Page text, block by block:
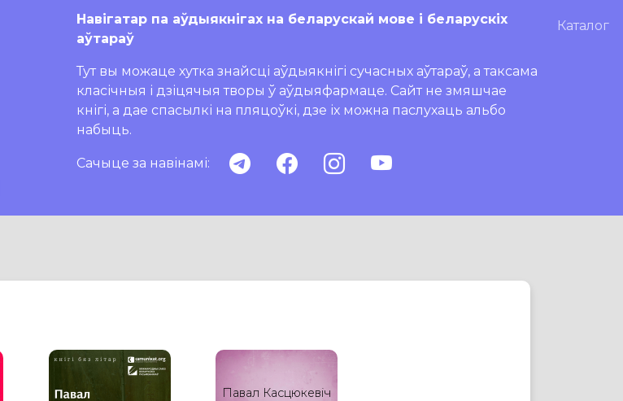
Навігатар па аўдыякнігах на беларускай мове і беларускіх
аўтараў
Тут вы можаце хутка знайсці аўдыякнігі сучасных аўтараў, а таксама
класічныя і дзіцячыя творы ў аўдыяфармаце. Сайт не змяшчае
кнігі, а дае спасылкі на пляцоўкі, дзе іх можна паслухаць альбо
набыць.
Сачыце за навінамі:
Каталог
Павал Касцюкевіч